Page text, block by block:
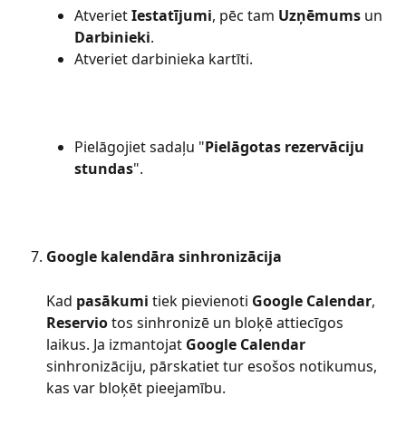
Atveriet Iestatījumi, pēc tam Uzņēmums un
Darbinieki.
Atveriet darbinieka kartīti.
Pielāgojiet sadaļu "Pielāgotas rezervāciju
stundas".
Google kalendāra sinhronizācija
Kad pasākumi tiek pievienoti Google Calendar,
Reservio tos sinhronizē un bloķē attiecīgos
laikus. Ja izmantojat Google Calendar
sinhronizāciju, pārskatiet tur esošos notikumus,
kas var bloķēt pieejamību.